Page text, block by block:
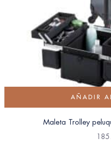
AÑADIR
Maleta Trolley